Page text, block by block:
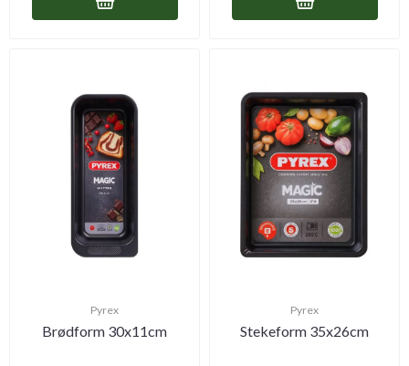
Pyrex
Brødform 30x11cm
Pyrex
Stekeform 35x26cm